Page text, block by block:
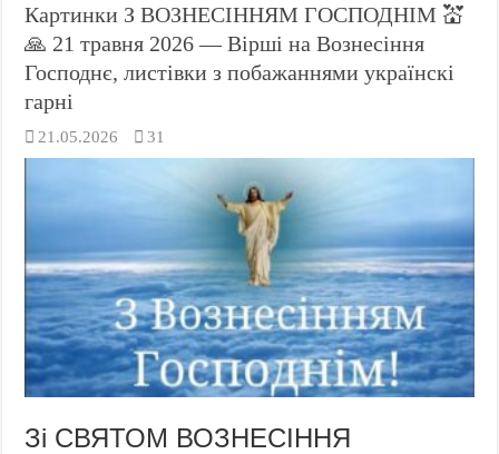
Картинки З ВОЗНЕСІННЯМ ГОСПОДНІМ 💒
🙏 21 травня 2026 — Вірші на Вознесіння
Господнє, листівки з побажаннями українскі
гарні
21.05.2026 31
Зі СВЯТОМ ВОЗНЕСІННЯ